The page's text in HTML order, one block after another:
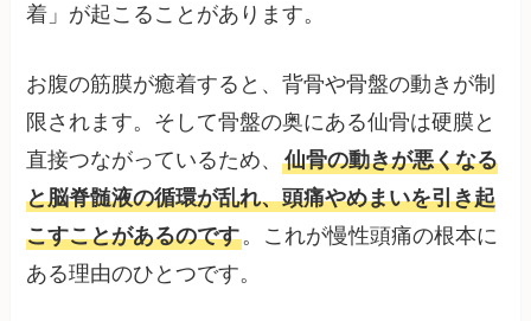
着」が起こることがあります。
お腹の筋膜が癒着すると、背骨や骨盤の動きが制
限されます。そして骨盤の奥にある仙骨は硬膜と
直接つながっているため、仙骨の動きが悪くなる
と脳脊髄液の循環が乱れ、頭痛やめまいを引き起
こすことがあるのです。これが慢性頭痛の根本に
ある理由のひとつです。